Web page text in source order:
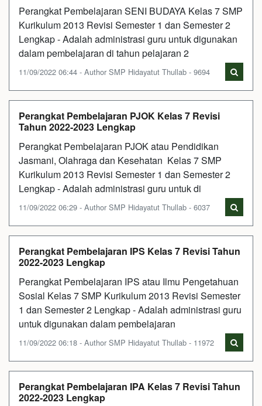
Perangkat Pembelajaran SENI BUDAYA Kelas 7 SMP
Kurikulum 2013 Revisi Semester 1 dan Semester 2
Lengkap - Adalah administrasi guru untuk digunakan
dalam pembelajaran di tahun pelajaran 2
11/09/2022 06:44 - Author SMP Hidayatut Thullab - 9694
Perangkat Pembelajaran PJOK Kelas 7 Revisi
Tahun 2022-2023 Lengkap
Perangkat Pembelajaran PJOK atau Pendidikan
Jasmani, Olahraga dan Kesehatan Kelas 7 SMP
Kurikulum 2013 Revisi Semester 1 dan Semester 2
Lengkap - Adalah administrasi guru untuk di
11/09/2022 06:29 - Author SMP Hidayatut Thullab - 6037
Perangkat Pembelajaran IPS Kelas 7 Revisi Tahun
2022-2023 Lengkap
Perangkat Pembelajaran IPS atau Ilmu Pengetahuan
Sosial Kelas 7 SMP Kurikulum 2013 Revisi Semester
1 dan Semester 2 Lengkap - Adalah administrasi guru
untuk digunakan dalam pembelajaran
11/09/2022 06:18 - Author SMP Hidayatut Thullab - 11972
Perangkat Pembelajaran IPA Kelas 7 Revisi Tahun
2022-2023 Lengkap